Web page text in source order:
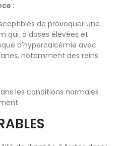
:
de provoquer une
qui, à doses élevées et
d'hypercalcémie avec
notamment des reins.
les conditions normales